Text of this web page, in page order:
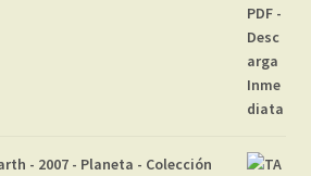
- 2007 - Planeta - Colección